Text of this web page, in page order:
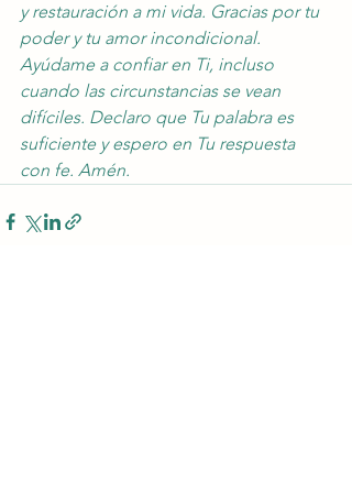
y restauración a mi vida. Gracias por tu
poder y tu amor incondicional.
Ayúdame a confiar en Ti, incluso
cuando las circunstancias se vean
difíciles. Declaro que Tu palabra es
suficiente y espero en Tu respuesta
con fe. Amén.